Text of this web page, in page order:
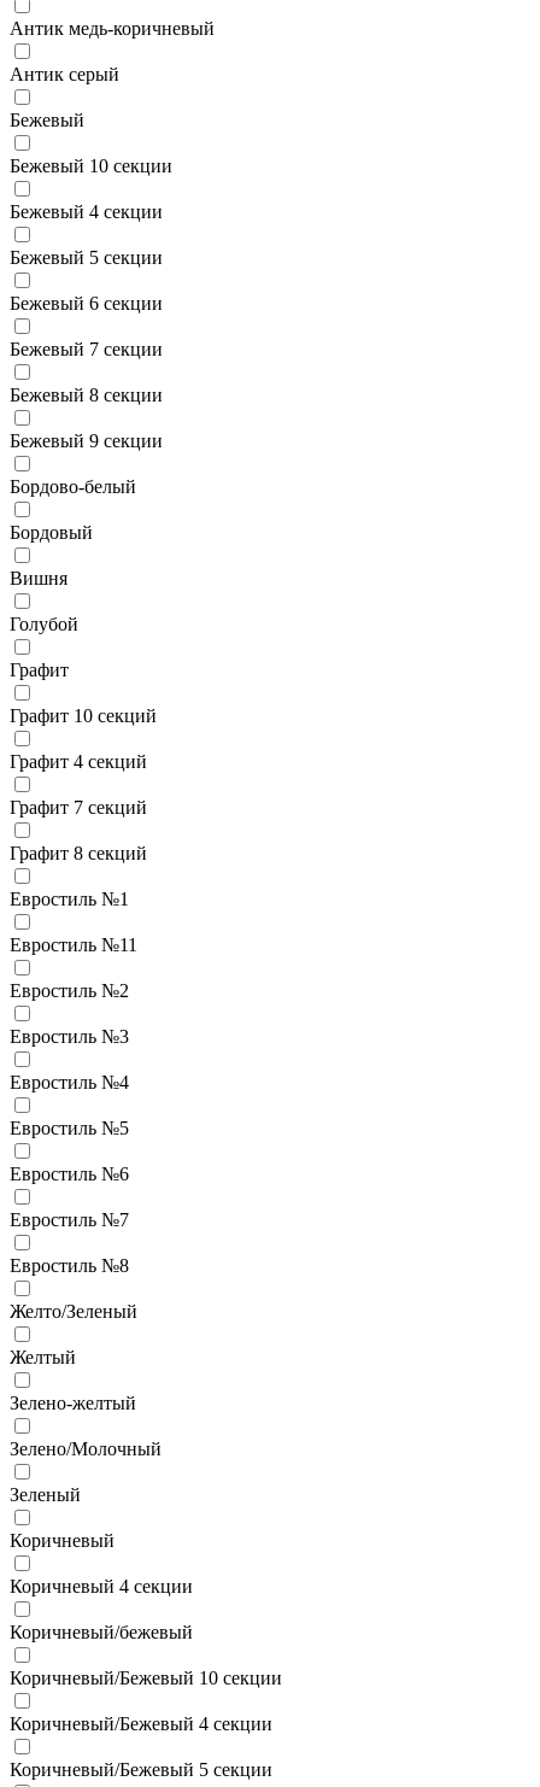
Антик медь-коричневый
Антик серый
Бежевый
Бежевый 10 секции
Бежевый 4 секции
Бежевый 5 секции
Бежевый 6 секции
Бежевый 7 секции
Бежевый 8 секции
Бежевый 9 секции
Бордово-белый
Бордовый
Вишня
Голубой
Графит
Графит 10 секций
Графит 4 секций
Графит 7 секций
Графит 8 секций
Евростиль №1
Евростиль №11
Евростиль №2
Евростиль №3
Евростиль №4
Евростиль №5
Евростиль №6
Евростиль №7
Евростиль №8
Желто/Зеленый
Желтый
Зелено-желтый
Зелено/Молочный
Зеленый
Коричневый
Коричневый 4 секции
Коричневый/бежевый
Коричневый/Бежевый 10 секции
Коричневый/Бежевый 4 секции
Коричневый/Бежевый 5 секции